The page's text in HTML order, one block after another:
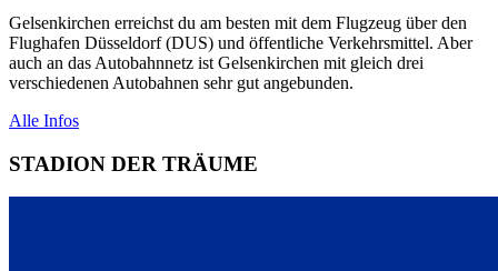
Gelsenkirchen erreichst du am besten mit dem Flugzeug über den
Flughafen Düsseldorf (DUS) und öffentliche Verkehrsmittel. Aber
auch an das Autobahnnetz ist Gelsenkirchen mit gleich drei
verschiedenen Autobahnen sehr gut angebunden.
Alle Infos
STADION DER TRÄUME